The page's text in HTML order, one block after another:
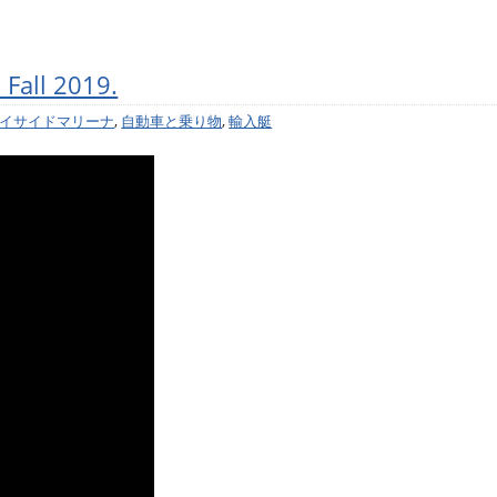
2019.
サイドマリーナ, 自動車と乗り物,輸入艇